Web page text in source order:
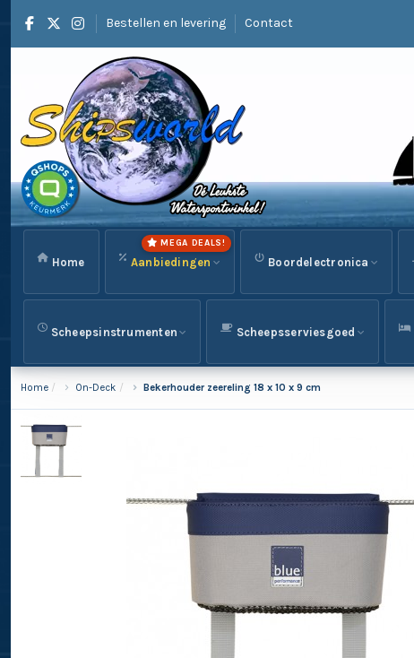
Bestellen en levering Contact
Home Aanbiedingen
MEGA DEALS!
Boordelectronica
Scheepsinstrumenten Scheepsserviesgoed
Home On-Deck Bekerhouder zeereling 18 x 10 x 9 cm